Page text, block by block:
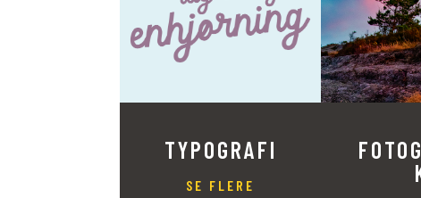
TYPOGRAFI
SE FLERE